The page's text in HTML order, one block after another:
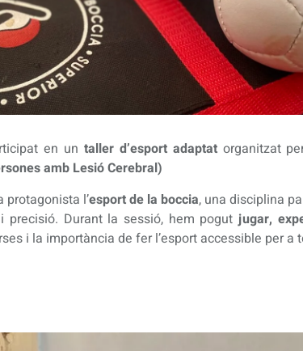
en un taller d’esport adaptatorganitzat
amb Lesió Cerebral)
protagonista l’esport de la boccia, una disciplina
precisió. Durant la sessió, hem pogut jugar,
i la importància de fer l’esport accessible per a